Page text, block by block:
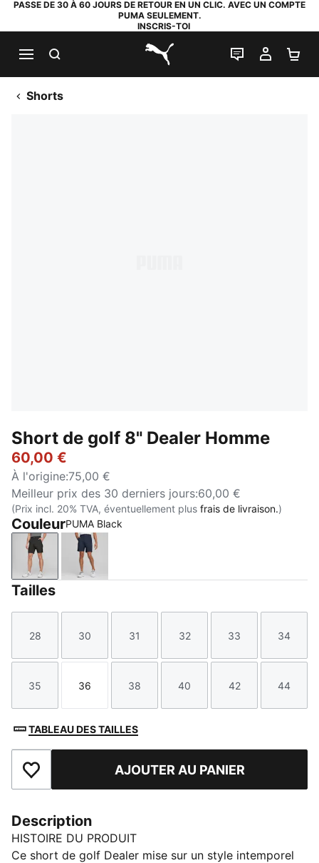
PASSE DE 30 À 60 JOURS DE RETOUR EN UN CLIC. AVEC UN COMPTE
PUMA SEULEMENT.
INSCRIS-TOI
PUMA.com
LIVE CHAT
MON
Shorts
Short de golf 8" Dealer Homme
60,00 €
À l'origine:75,00 €
Meilleur prix des 30 derniers jours:60,00 €
(Prix incl. 20% TVA, éventuellement plus frais de livraison.)
CouleurPUMA Black
PUMA BlackNavy Blazer
Tailles
Taille
28
Taille
30
Taille
31
Taille
32
Taille
33
Taille
34
Taille
35
Taille
36
Taille
38
Taille
40
Taille
42
Taille
44
TABLEAU DES TAILLES
Ajouter aux favorisAJOUTER AU PANIER
Description
HISTOIRE DU PRODUIT
Ce short de golf Dealer mise sur un style intemporel